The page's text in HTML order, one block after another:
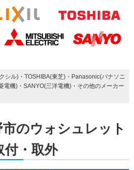
シル)・TOSHIBA(東芝)・Panasonic(パナソニ
電機)・SANYO(三洋電機)・その他のメーカー
のウォシュレット
付・取外